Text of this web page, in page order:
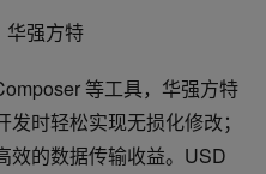
华强方特
等工具，华强方特
时轻松实现无损化修改；
效的数据传输收益。USD